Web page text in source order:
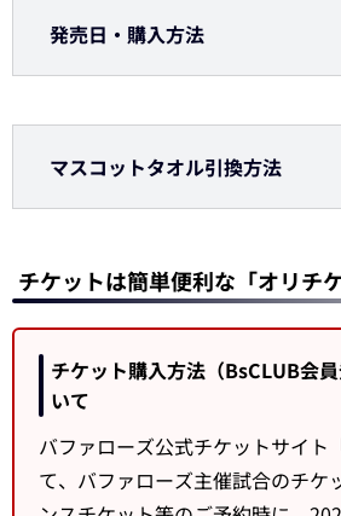
発売日・購入方法
マスコットタオル引換方法
チケットは簡単便利な「オリチ
チケット購入方法（BsCLUB会
いて
バファローズ公式チケットサイト
て、バファローズ主催試合のチケ